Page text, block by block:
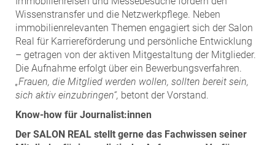
Wissenstransfer und die Netzwerkpflege. Neben
immobilienrelevanten Themen engagiert sich der Salon
Real für Karriereförderung und persönliche Entwicklung
– getragen von der aktiven Mitgestaltung der Mitglieder.
Die Aufnahme erfolgt über ein Bewerbungsverfahren.
„Frauen, die Mitglied werden wollen, sollten bereit sein,
sich aktiv einzubringen“, betont der Vorstand.
Know-how für Journalist:innen
Der SALON REAL stellt gerne das Fachwissen seiner